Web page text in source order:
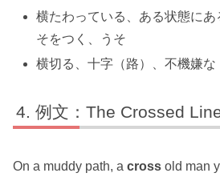
横たわっている、ある状態にあ
そをつく、うそ
横切る、十字（路）、不機嫌な
例文：The Crossed
On a muddy path, a cross old man